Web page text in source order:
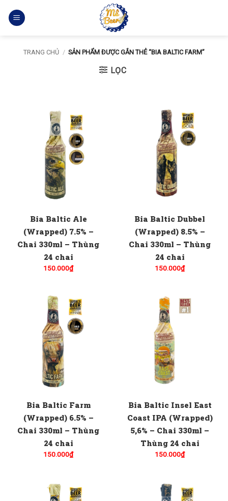
qua
TRANG CHỦ / SẢN PHẨM ĐƯỢC GẮN THẺ “BIA BALTIC FARM”
LỌC
Bia Baltic Ale
(Wrapped) 7.5% –
Chai 330ml – Thùng
24 chai
150.000₫
Bia Baltic Dubbel
(Wrapped) 8.5% –
Chai 330ml – Thùng
24 chai
150.000₫
Bia Baltic Farm
(Wrapped) 6.5% –
Chai 330ml – Thùng
24 chai
150.000₫
Bia Baltic Insel East
Coast IPA (Wrapped)
5,6% – Chai 330ml –
Thùng 24 chai
150.000₫